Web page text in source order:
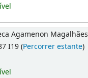
Agamenon Magalhães
I19 (Percorrer estante)